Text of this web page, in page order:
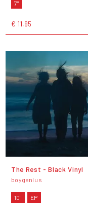
7"
€ 11,95
The Rest - Black Vinyl
boygenius
10" EP